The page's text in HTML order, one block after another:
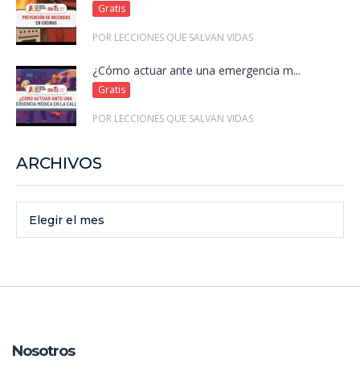
Gratis
POR LECCIONES QUE SALVAN VIDAS
¿Cómo actuar ante una emergencia m...
Gratis
POR LECCIONES QUE SALVAN VIDAS
ARCHIVOS
Elegir el mes
Nosotros